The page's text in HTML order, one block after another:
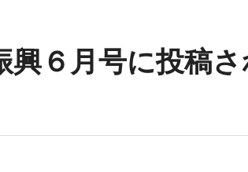
６月号に投稿